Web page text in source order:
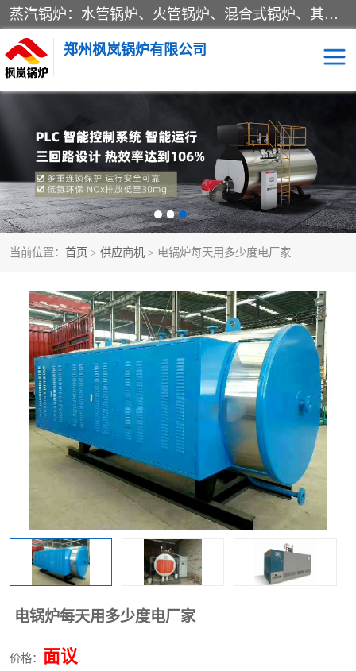
蒸汽锅炉：水管锅炉、火管锅炉、混合式锅炉、其他蒸汽锅炉； 热水锅炉：家用型集中供暖用热水锅炉、其他热水锅炉； 有机热载体锅炉； 船用蒸汽锅炉； （锅炉用辅助设备及装置）蒸汽冷凝器：表面冷凝器、混合式冷凝器、空冷式冷凝器、其他蒸汽冷凝器； 锅炉用辅助设备：节热器、蒸汽收集器、蓄能器、烟垢清除器、气体回收器、泥渣刮除器、空气预热器、其他锅炉用辅助设备；
郑州枫岚锅炉有限公司
当前位置： 首页 > 供应商机 > 电锅炉每天用多少度电厂家
电锅炉每天用多少度电厂家
价格： 面议